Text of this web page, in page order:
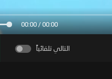
00:00 / 00:00
التالي تلقائياً